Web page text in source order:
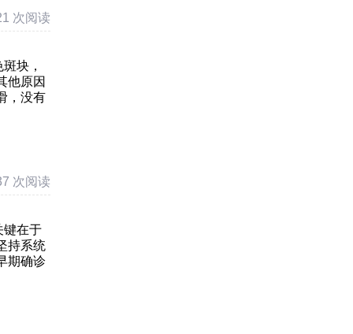
次阅读
块，
他原因
，没有
次阅读
键在于
持系统
期确诊